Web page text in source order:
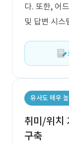
다. 또한, 어
및 답변 시스
유사도 매우
취미/위치
구축